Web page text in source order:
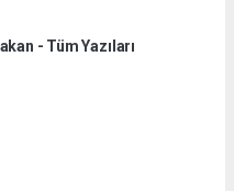
- Tüm Yazıları